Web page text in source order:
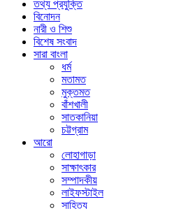
তথ্য প্রযুক্তি
বিনোদন
নারী ও শিশু
বিশেষ সংবাদ
সারা বাংলা
ধর্ম
মতামত
মুক্তমত
বাঁশখালী
সাতকানিয়া
চট্টগ্রাম
আরো
লোহাগাড়া
সাক্ষাৎকার
সম্পাদকীয়
লাইফস্টাইল
সাহিত্য